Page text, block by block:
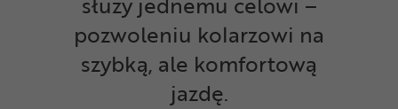
pozwoleniu kolarzowi na
szybką, ale komfortową
jazdę.